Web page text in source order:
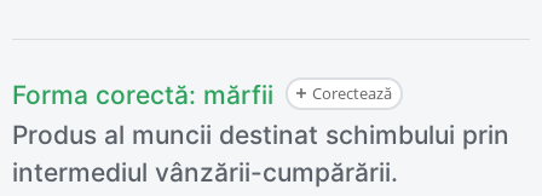
Forma corectă: mărfii Corectează
Produs al muncii destinat schimbului prin
intermediul vânzării-cumpărării.